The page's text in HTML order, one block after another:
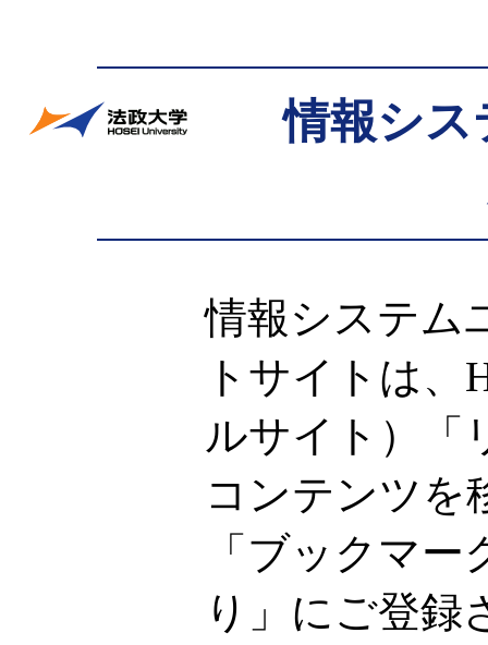
情報シス
情報システム
トサイトは、
ルサイト）「
コンテンツを
「ブックマ
り」にご登録